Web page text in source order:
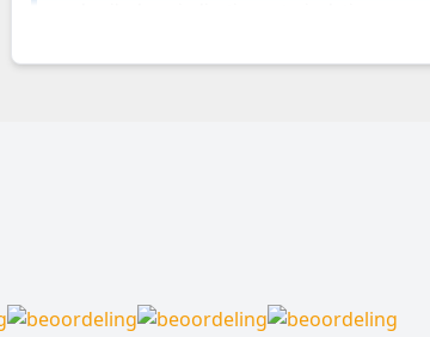
Een katheter is een flexibele buis die via de